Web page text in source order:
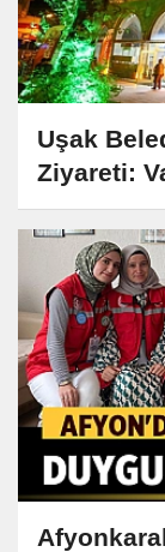
Uşak
Ziyareti: